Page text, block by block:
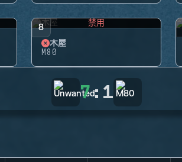
8 禁用
木屋
M80
7: 1